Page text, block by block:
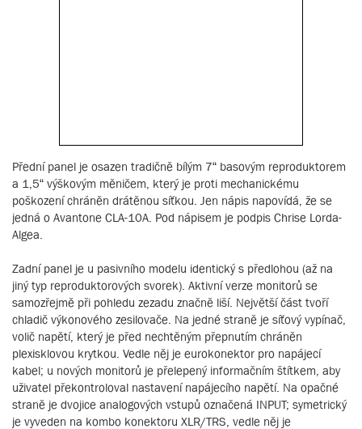
Přední panel je osazen tradičně bílým 7“ basovým reproduktorem
a 1,5“ výškovým měničem, který je proti mechanickému
poškození chráněn drátěnou síťkou. Jen nápis napovídá, že se
jedná o Avantone CLA-10A. Pod nápisem je podpis Chrise Lorda-
Algea.
Zadní panel je u pasivního modelu identický s předlohou (až na
jiný typ reproduktorových svorek). Aktivní verze monitorů se
samozřejmě při pohledu zezadu značně liší. Největší část tvoří
chladič výkonového zesilovače. Na jedné straně je síťový vypínač,
volič napětí, který je před nechtěným přepnutím chráněn
plexisklovou krytkou. Vedle něj je eurokonektor pro napájecí
kabel; u nových monitorů je přelepený informačním štítkem, aby
uživatel překontroloval nastavení napájecího napětí. Na opačné
straně je dvojice analogových vstupů označená INPUT; symetrický
je vyveden na kombo konektoru XLR/TRS, vedle něj je